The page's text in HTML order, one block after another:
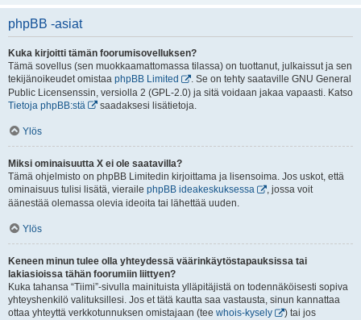
phpBB -asiat
Kuka kirjoitti tämän foorumisovelluksen?
Tämä sovellus (sen muokkaamattomassa tilassa) on tuottanut, julkaissut ja sen
tekijänoikeudet omistaa phpBB Limited
. Se on tehty saataville GNU General
Public Licensenssin, versiolla 2 (GPL-2.0) ja sitä voidaan jakaa vapaasti. Katso
Tietoja phpBB:stä
saadaksesi lisätietoja.
Ylös
Miksi ominaisuutta X ei ole saatavilla?
Tämä ohjelmisto on phpBB Limitedin kirjoittama ja lisensoima. Jos uskot, että
ominaisuus tulisi lisätä, vieraile phpBB ideakeskuksessa
, jossa voit
äänestää olemassa olevia ideoita tai lähettää uuden.
Ylös
Keneen minun tulee olla yhteydessä väärinkäytöstapauksissa tai
lakiasioissa tähän foorumiin liittyen?
Kuka tahansa “Tiimi”-sivulla mainituista ylläpitäjistä on todennäköisesti sopiva
yhteyshenkilö valituksillesi. Jos et tätä kautta saa vastausta, sinun kannattaa
ottaa yhteyttä verkkotunnuksen omistajaan (tee whois-kysely
) tai jos